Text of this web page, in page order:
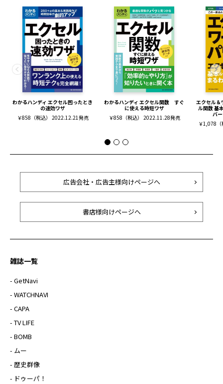
わかるハンディ エクセル困ったとき
の速効ワザ
￥858（税込） 2022.12.21発売
わかるハンディ エクセル関数 すぐ
に使える時短ワザ
￥858（税込） 2022.11.28発売
エクセル＆
ル関数 基
バ
￥1,078
広告会社・広告主様向けページへ
書店様向けページへ
雑誌一覧
- GetNavi
- WATCHNAVI
- CAPA
- TV LIFE
- BOMB
- ムー
- 歴史群像
- ドゥーパ！